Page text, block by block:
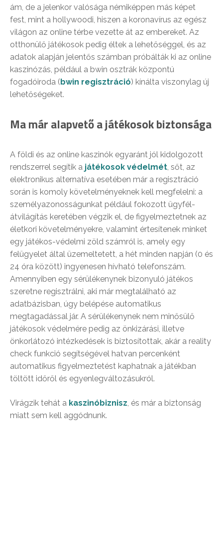
ám, de a jelenkor valósága némiképpen más képet
fest, mint a hollywoodi, hiszen a koronavírus az egész
világon az online térbe vezette át az embereket. Az
otthonülő játékosok pedig éltek a lehetőséggel, és az
adatok alapján jelentős számban próbálták ki az online
kaszinózás, például a bwin osztrák központú
fogadóiroda (bwin regisztráció) kínálta viszonylag új
lehetőségeket.
Ma már alapvető a játékosok biztonsága
A földi és az online kaszinók egyaránt jól kidolgozott
rendszerrel segítik a játékosok védelmét, sőt, az
elektronikus alternatíva esetében már a regisztráció
során is komoly követelményeknek kell megfelelni: a
személyazonosságunkat például fokozott ügyfél-
átvilágítás keretében végzik el, de figyelmeztetnek az
életkori követelményekre, valamint értesítenek minket
egy játékos-védelmi zöld számról is, amely egy
felügyelet által üzemeltetett, a hét minden napján (0 és
24 óra között) ingyenesen hívható telefonszám.
Amennyiben egy sérülékenynek bizonyuló játékos
szeretne regisztrálni, aki már megtalálható az
adatbázisban, úgy belépése automatikus
megtagadással jár. A sérülékenynek nem minősülő
játékosok védelmére pedig az önkizárási, illetve
önkorlátozó intézkedések is biztosítottak, akár a reality
check funkció segítségével hatvan percenként
automatikus figyelmeztetést kaphatnak a játékban
töltött időről és egyenlegváltozásukról.
Virágzik tehát a kaszinóbiznisz, és már a biztonság
miatt sem kell aggódnunk.